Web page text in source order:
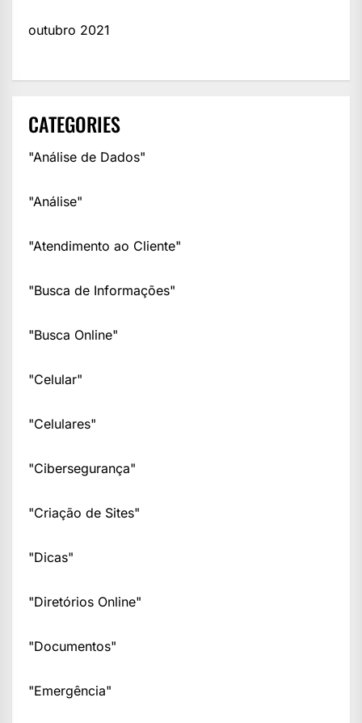
outubro 2021
CATEGORIES
"Análise de Dados"
"Análise"
"Atendimento ao Cliente"
"Busca de Informações"
"Busca Online"
"Celular"
"Celulares"
"Cibersegurança"
"Criação de Sites"
"Dicas"
"Diretórios Online"
"Documentos"
"Emergência"